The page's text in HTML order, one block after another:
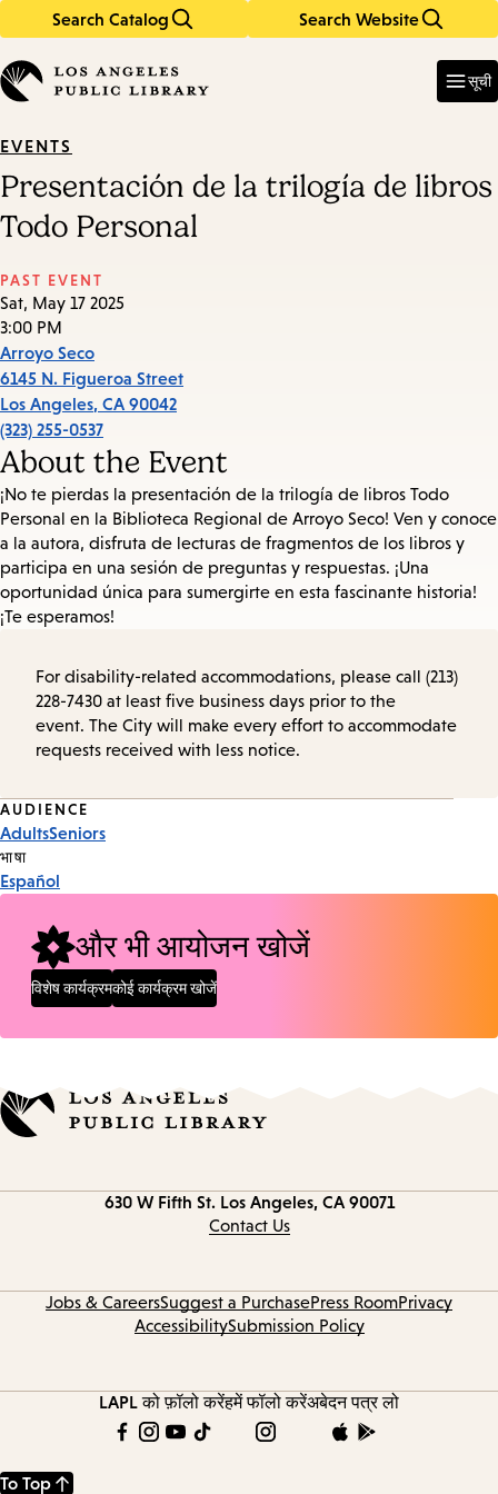
Search Catalog Search Website
in
keywords
सूची
EVENTS
Presentación de la trilogía de libros
Todo Personal
PAST EVENT
Sat, May 17 2025
3:00 PM
Arroyo Seco
6145 N. Figueroa Street
Los Angeles, CA 90042
(323) 255-0537
About the Event
¡No te pierdas la presentación de la trilogía de libros Todo
Personal en la Biblioteca Regional de Arroyo Seco! Ven y conoce
a la autora, disfruta de lecturas de fragmentos de los libros y
participa en una sesión de preguntas y respuestas. ¡Una
oportunidad única para sumergirte en esta fascinante historia!
¡Te esperamos!
For disability-related accommodations, please call (213)
228-7430 at least five business days prior to the
event. The City will make every effort to accommodate
requests received with less notice.
Event
Tags
AUDIENCE
AdultsSeniors
भाषा
Español
और भी आयोजन खोजें
विशेष कार्यक्रमकोई कार्यक्रम खोजें
630 W Fifth St. Los Angeles, CA 90071
Contact Us
Jobs & CareersSuggest a PurchasePress RoomPrivacy
AccessibilitySubmission Policy
LAPL को फ़ॉलो करेंहमें फॉलो करेंअबेदन पत्र लो
To Top